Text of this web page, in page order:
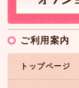
ご利用案内
トップページ